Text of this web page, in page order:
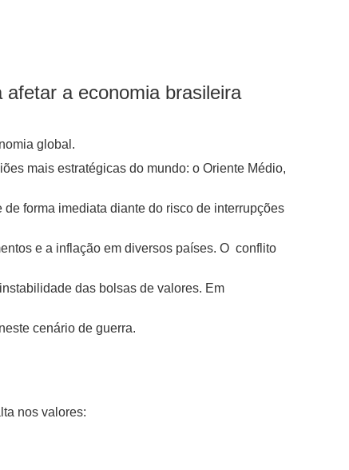
a economia brasileira
global.
mais estratégicas do mundo: o Oriente Médio,
forma imediata diante do risco de interrupções
e a inflação em diversos países. O conflito
das bolsas de valores. Em
cenário de guerra.
nos valores: